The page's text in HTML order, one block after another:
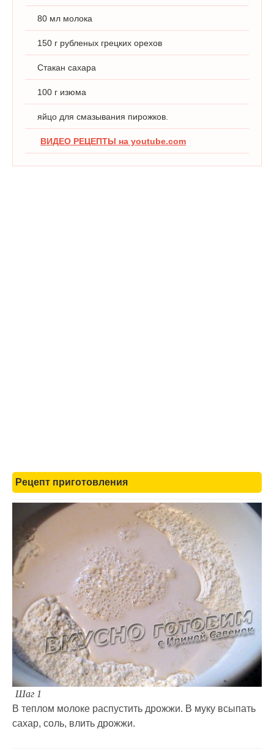
80 мл молока
150 г рубленых грецких орехов
Стакан сахара
100 г изюма
яйцо для смазывания пирожков.
ВИДЕО РЕЦЕПТЫ на youtube.com
Рецепт приготовления
Шаг 1
В теплом молоке распустить дрожжи. В муку всыпать
сахар, соль, влить дрожжи.